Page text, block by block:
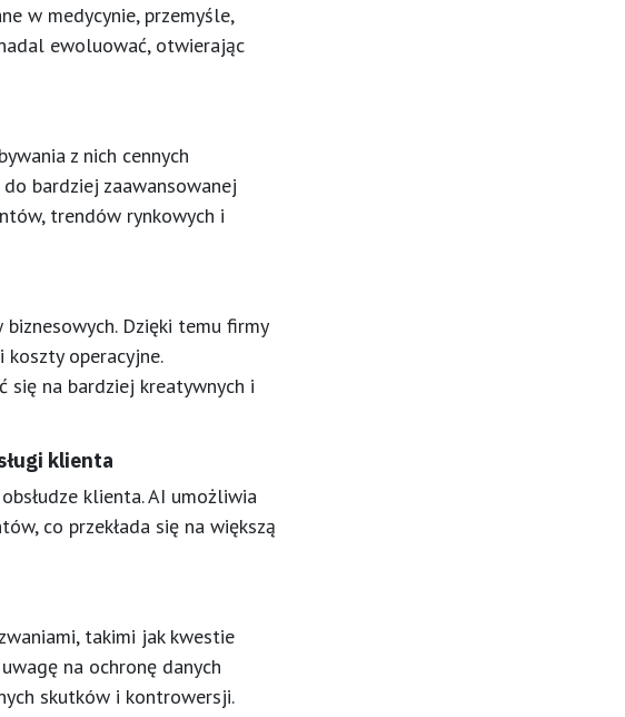
w medycynie, przemyśle,
ewoluować, otwierając
z nich cennych
bardziej zaawansowanej
trendów rynkowych i
Dzięki temu firmy
koszty operacyjne.
się na bardziej kreatywnych i
klienta
klienta. AI umożliwia
co przekłada się na większą
takimi jak kwestie
na ochronę danych
skutków i kontrowersji.